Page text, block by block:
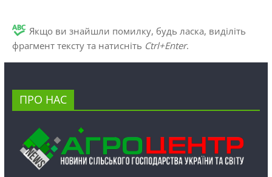
Якщо ви знайшли помилку, будь ласка, виділіть
фрагмент тексту та натисніть Ctrl+Enter.
ПРО НАС